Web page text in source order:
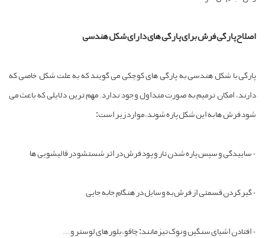
پارگی فرش برای پارگی های دارای شکل هندسی
با شکل هندسی به پارگی های کوچکی می گویند که به علت شکل خاصی که
امکان ترمیم به صورت متداول وجود ندارد. مهم ترین دلایلی که باعث می
فرش ها به این شکل پاره شوند، موارد زیر است:
ساییدگی و سپس پاره شدن تار و پود فرش در اثر شستشو در قالیشویی ها
گیر کردن قسمتی از فرش به وسایل در هنگام جابه جایی
افتادن اشیای سنگین و نوک تیز مانند: چاقو، بلورهای لوستر و ...